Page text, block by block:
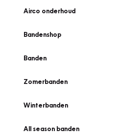
Airco onderhoud
Bandenshop
Banden
Zomerbanden
Winterbanden
All season banden